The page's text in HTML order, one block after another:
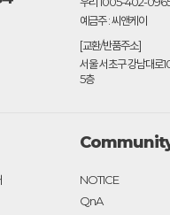
예금주 : 씨앤케이
[교환/반품주소]
서울 서초구 강남대로
5층
NOTICE
QnA